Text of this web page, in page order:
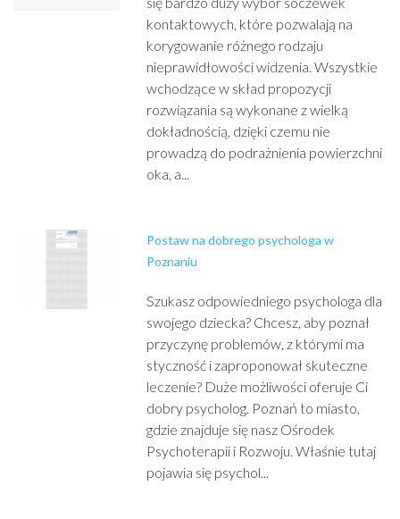
kontaktowych, które pozwalają na
korygowanie różnego rodzaju
nieprawidłowości widzenia. Wszystkie
wchodzące w skład propozycji
rozwiązania są wykonane z wielką
dokładnością, dzięki czemu nie
prowadzą do podrażnienia powierzchni
oka, a...
Postaw na dobrego psychologa w
Poznaniu
Szukasz odpowiedniego psychologa dla
swojego dziecka? Chcesz, aby poznał
przyczynę problemów, z którymi ma
styczność i zaproponował skuteczne
leczenie? Duże możliwości oferuje Ci
dobry psycholog. Poznań to miasto,
gdzie znajduje się nasz Ośrodek
Psychoterapii i Rozwoju. Właśnie tutaj
pojawia się psychol...